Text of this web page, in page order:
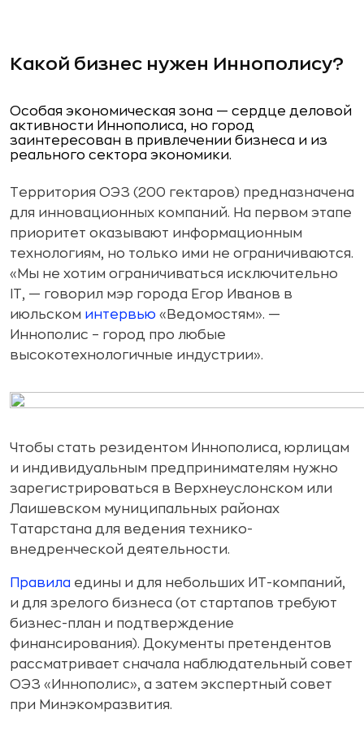
Какой бизнес нужен Иннополису?
Особая экономическая зона — сердце деловой
активности Иннополиса, но город
заинтересован в привлечении бизнеса и из
реального сектора экономики.
Территория ОЭЗ (200 гектаров) предназначена
для инновационных компаний. На первом этапе
приоритет оказывают информационным
технологиям, но только ими не ограничиваются.
«Мы не хотим ограничиваться исключительно
IT, — говорил мэр города Егор Иванов в
июльском интервью «Ведомостям». —
Иннополис – город про любые
высокотехнологичные индустрии».
Чтобы стать резидентом Иннополиса, юрлицам
и индивидуальным предпринимателям нужно
зарегистрироваться в Верхнеуслонском или
Лаишевском муниципальных районах
Татарстана для ведения технико-
внедренческой деятельности.
Правила едины и для небольших ИТ-компаний,
и для зрелого бизнеса (от стартапов требуют
бизнес-план и подтверждение
финансирования). Документы претендентов
рассматривает сначала наблюдательный совет
ОЭЗ «Иннополис», а затем экспертный совет
при Минэкомразвития.